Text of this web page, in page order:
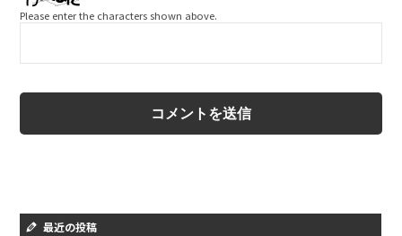
Please enter the characters shown above.
最近の投稿